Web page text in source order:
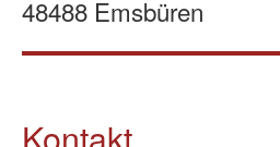
48488 Emsbüren
Kontakt